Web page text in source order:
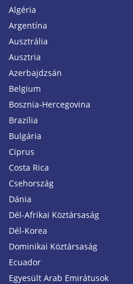
Algéria
Argentína
Ausztrália
Ausztria
Azerbajdzsán
Belgium
Bosznia-Hercegovina
Brazília
Bulgária
Ciprus
Costa Rica
Csehország
Dánia
Dél-Afrikai Köztársaság
Dél-Korea
Dominikai Köztársaság
Ecuador
Egyesült Arab Emirátusok